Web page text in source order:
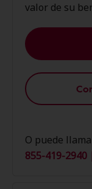
valor de su
O puede
855-419-2940